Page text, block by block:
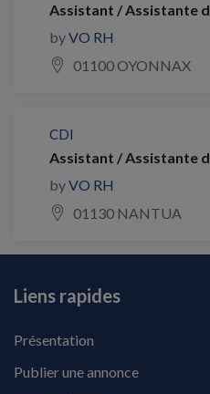
Assistant / Assistante
byVO RH
01100 OYONNAX
CDI
Assistant / Assistante
byVO RH
01130 NANTUA
Liens rapides
Présentation
Publier une annonce